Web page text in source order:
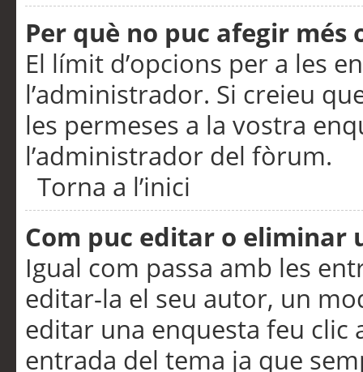
Per què no puc afegir més
El límit d’opcions per a les
l’administrador. Si creieu
les permeses a la vostra
l’administrador del fòrum.
Torna a l’inici
Com puc editar o eliminar
Igual com passa amb les
editar-la el seu autor, un
editar una enquesta feu clic
entrada del tema ja que